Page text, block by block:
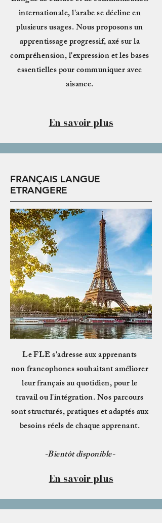
internationale, l'arabe se décline en
plusieurs usages. Nous proposons un
apprentissage progressif, axé sur la
compréhension, l'expression et les bases
essentielles pour communiquer avec
aisance.
En savoir plus
FRANÇAIS LANGUE
ETRANGERE
Le FLE s'adresse aux apprenants
nonfrancophones souhaitant améliorer
leur français au quotidien, pour le
travail ou l'intégration. Nos parcours
sont structurés, pratiques et adaptés aux
besoins réels de chaque apprenant.
-Bientôt disponible-
En savoir plus